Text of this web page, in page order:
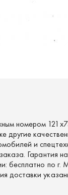
номером
другие
и
Гарантия
бесплатно по г.
доставки